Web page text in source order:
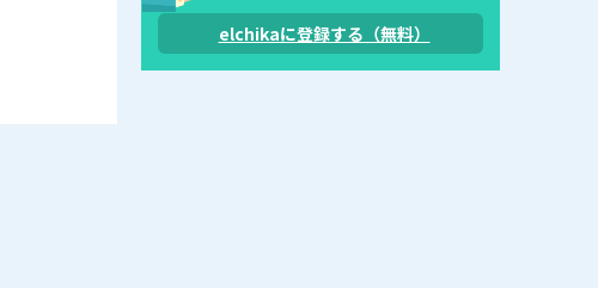
elchikaに登録する（無料）